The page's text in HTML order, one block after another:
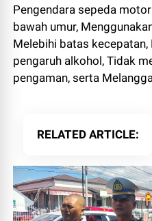
Pengendara sepeda
bawah umur,
Melebihi batas
pengaruh alkohol, Tidak
pengaman, serta
RELATED ARTICLE